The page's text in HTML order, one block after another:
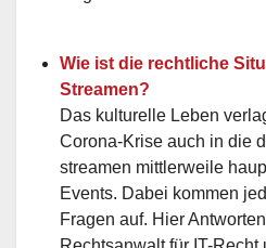
Wie ist die rechtliche
Streamen?
Das kulturelle Leben
Corona-Krise auch in die
streamen mittlerweile
Events. Dabei kommen
Fragen auf. Hier